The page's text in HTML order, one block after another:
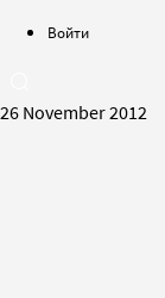
Войти
26 November 2012